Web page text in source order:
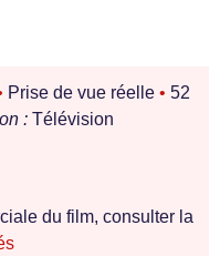
Prise de vue réelle • 52
: Télévision
du film, consulter la